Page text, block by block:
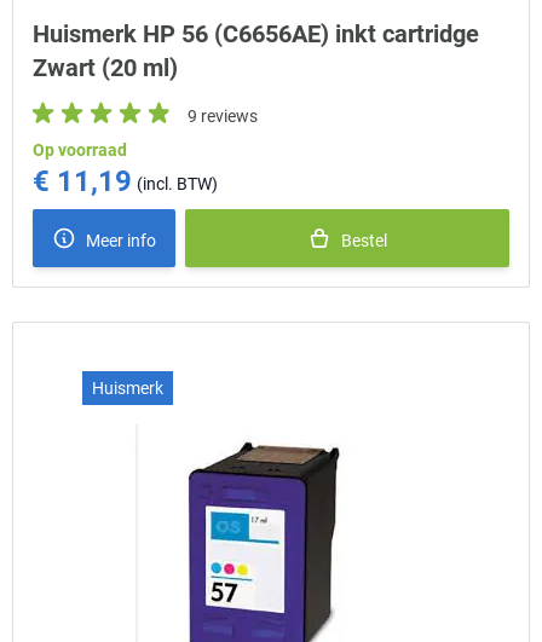
Huismerk HP 56 (C6656AE) inkt cartridge
Zwart (20 ml)
9 reviews
Op voorraad
€ 11,19
Meer info Bestel
Huismerk